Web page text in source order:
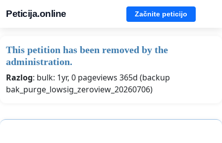
Peticija.online Začnite peticijo
This petition has been removed by the
administration.
Razlog: bulk: 1yr, 0 pageviews 365d (backup
bak_purge_lowsig_zeroview_20260706)